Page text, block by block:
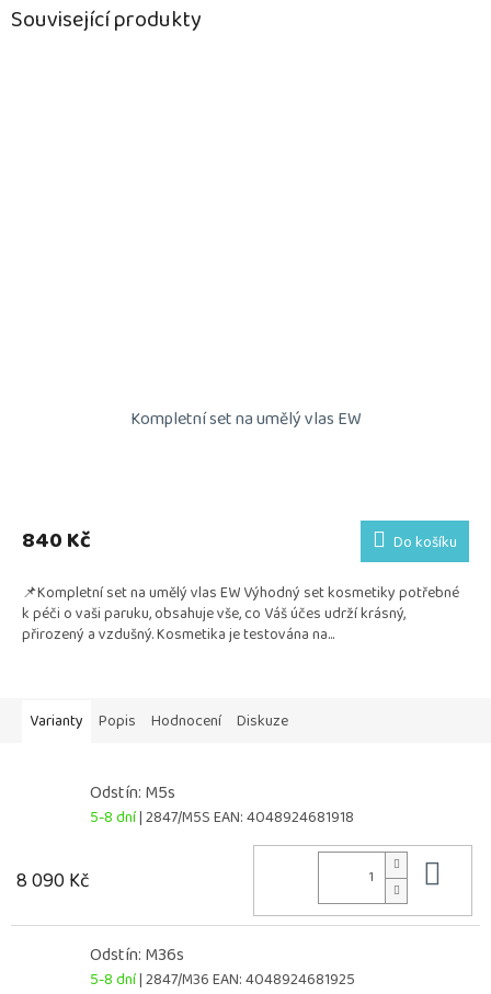
Související produkty
Kompletní set na umělý vlas EW
produktu
je
z
5
hvězdiček.
840 Kč Do košíku
📌Kompletní set na umělý vlas EW Výhodný set kosmetiky potřebné
k péči o vaši paruku, obsahuje vše, co Váš účes udrží krásný,
přirozený a vzdušný. Kosmetika je testována na...
Varianty Popis Hodnocení Diskuze
Odstín: M5s
5-8 dní| 2847/M5SEAN:4048924681918
8 090 Kč
Odstín: M36s
5-8 dní| 2847/M36EAN:4048924681925